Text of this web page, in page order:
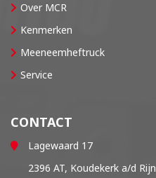
Over MCR
Kenmerken
Meeneemheftruck
Service
CONTACT
Lagewaard 17
2396 AT, Koudekerk a/d Rijn